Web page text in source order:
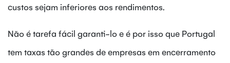
custos sejam inferiores aos rendimentos.
Não é tarefa fácil garanti-lo e é por isso que Portugal
tem taxas tão grandes de empresas em encerramento